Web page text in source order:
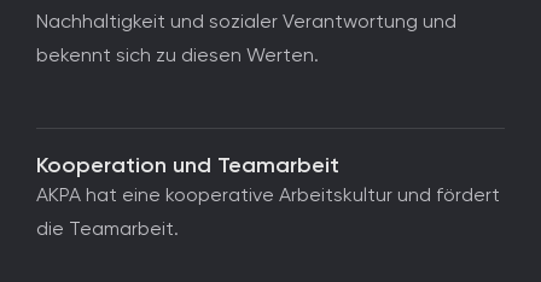
Nachhaltigkeit und sozialer Verantwortung und
bekennt sich zu diesen Werten.
Kooperation und Teamarbeit
AKPA hat eine kooperative Arbeitskultur und fördert
die Teamarbeit.